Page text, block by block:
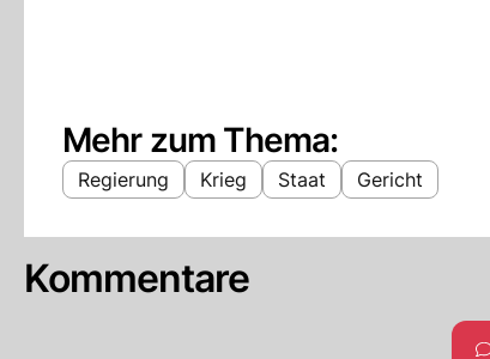
Mehr zum Thema:
Regierung Krieg Staat Gericht
Kommentare